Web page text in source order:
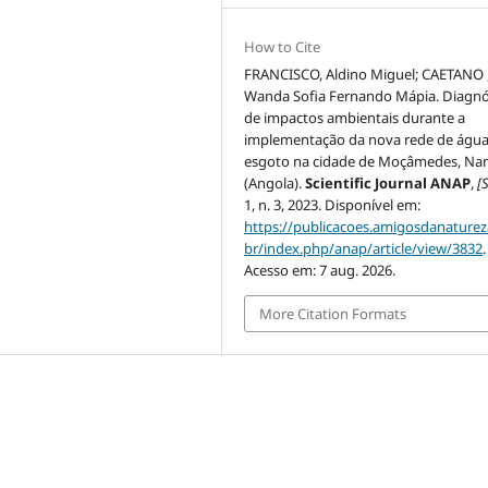
How to Cite
FRANCISCO, Aldino Miguel; CAETANO
Wanda Sofia Fernando Mápia.
de impactos ambientais durante a
implementação da nova rede de
esgoto na cidade de Moçâmedes,
(Angola).Scientific Journal ANAP,
1, n. 3, 2023. Disponível em:
https://
br/index.php/anap/article/view/3832.
Acesso em: 7 aug. 2026.
More Citation Formats